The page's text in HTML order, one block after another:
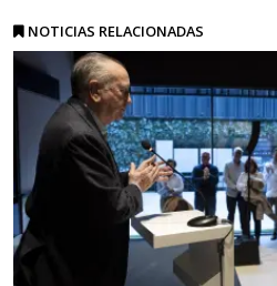
NOTICIAS RELACIONADAS